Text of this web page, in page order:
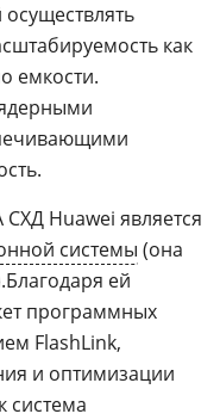
как
емкости.
Huawei является
системы (она
ей
программных
FlashLink,
и оптимизации
система